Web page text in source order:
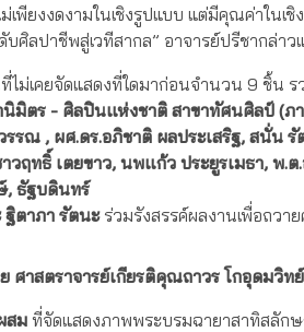
พียงงดงามในเชิงรูปแบบ แต่มีคุณค่าในเ
บศิลปาชีพสู่เวทีสากล” อาจารย์ปรีชากล่
ไม่เคยจัดแสดงที่ใดมาก่อนจำนวน 9 ชิ้น
มิตร - ศิลปินแห่งชาติ สาขาทัศนศิลป์ (
รรณ , ผศ.ดร.อภิชาติ ผลประเสริฐ, สนั่
าวฤทธิ์ เตยขาว, นพแก้ว ประยูรเมธา,
, ธัฐบดินทร์
ตาภา รัตนะ ร่วมรังสรรค์ผลงานเพื่อถว
ย ศาสตราจารย์เกียรติคุณถาวร โกอุดม
สม ที่จัดแสดงภาพพระบรมฉายาสาทิสลัก